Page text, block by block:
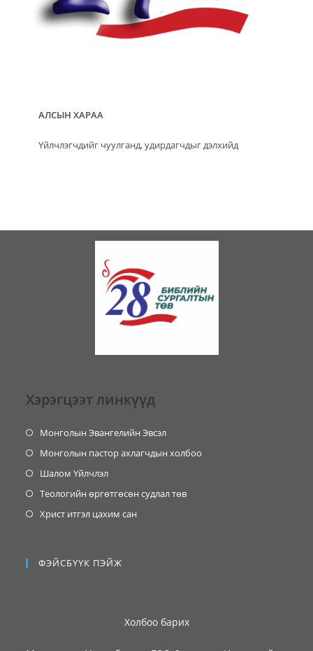
АЛСЫН ХАРАА
Үйлчлэгчдийг чуулганд, удирдагчдыг дэлхийд
Хэрэгцээт линкүүд
Монголын Эвангелийн Эвсэл
Монголын пастор ахлагчдын холбоо
Шалом Үйлчлэл
Теологийн өргөтгөсөн судлал төв
Христ итгэл цахим сан
ФЭЙСБҮҮК ПЭЙЖ
Холбоо барих